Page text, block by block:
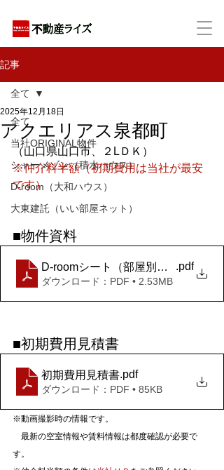
記事
全て
当社ORIGINAL物件
シャーメゾン（積水ハウス）
D-room（大和ハウス）
大東建託（いい部屋ネット）
全て
アクエリアス泉都町
2025年12月18日
（山口県山口市、２LＤＫ）
※仲介料半額（初期費用は当社が最安
です）
■物件資料
D-roomシート（部屋別）_アクエリ
.pdf
ダウンロード：PDF • 2.53MB
■初期費用見積書
初期費用見積書.pdf
ダウンロード：PDF • 85KB
※動画撮影時の情報です。
最新の空室情報や賃料情報は都度確認が必要で
す。